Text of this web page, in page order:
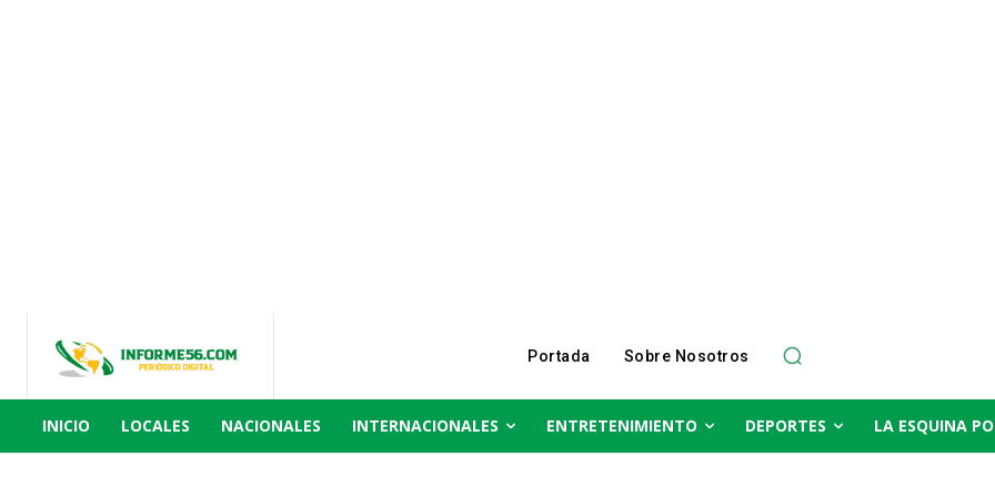
Portada Sobre Nosotros
INICIO LOCALES NACIONALES INTERNACIONALES ENTRETENIMIENTO DEPORTES LA ESQUINA